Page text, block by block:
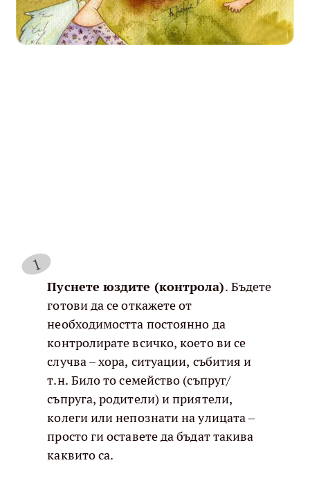
Пуснете юздите (контрола). Бъдете
готови да се откажете от
необходимостта постоянно да
контролирате всичко, което ви се
случва – хора, ситуации, събития и
т.н. Било то семейство (съпруг/
съпруга, родители) и приятели,
колеги или непознати на улицата –
просто ги оставете да бъдат такива
каквито са.